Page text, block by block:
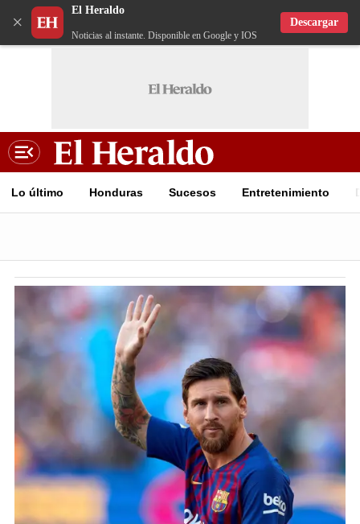
×
El Heraldo
Noticias al instante. Disponible en Google y IOS
Descargar
Lo último Honduras Sucesos Entretenimiento